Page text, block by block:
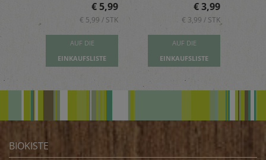
€ 5,99
€ 5,99 / STK
AUF DIE
EINKAUFSLISTE
€ 3,99
€ 3,99 / STK
AUF DIE
EINKAUFSLISTE
BIOKISTE